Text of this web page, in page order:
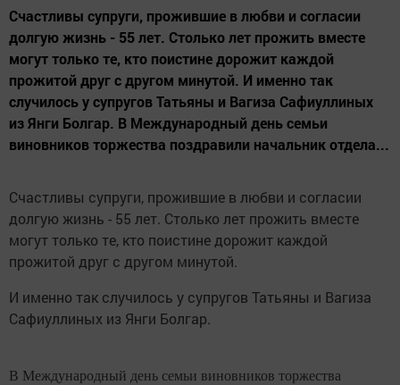
Счастливы супруги, прожившие в любви и согласии
долгую жизнь - 55 лет. Столько лет прожить вместе
могут только те, кто поистине дорожит каждой
прожитой друг с другом минутой. И именно так
случилось у супругов Татьяны и Вагиза Сафиуллиных
из Янги Болгар. В Международный день семьи
виновников торжества поздравили начальник отдела...
Счастливы супруги, прожившие в любви и согласии
долгую жизнь - 55 лет. Столько лет прожить вместе
могут только те, кто поистине дорожит каждой
прожитой друг с другом минутой.
И именно так случилось у супругов Татьяны и Вагиза
Сафиуллиных из Янги Болгар.
В Международный день семьи виновников торжества